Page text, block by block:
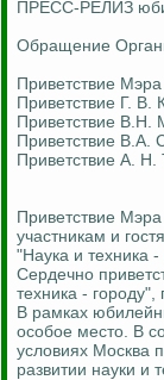
ПРЕСС-РЕЛИЗ
Обращение
Приветствие
Приветствие Г. В.
Приветствие В.Н.
Приветствие В.А.
Приветствие А. Н.
Приветствие
участникам и
"Наука и техника -
Сердечно
техника -
В рамках
особое место. В
условиях Москва
развитии науки и